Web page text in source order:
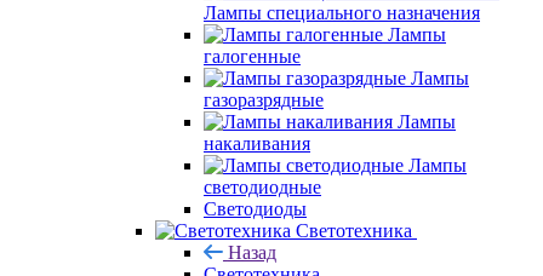
Лампы специального назначения
Лампы
галогенные
Лампы
газоразрядные
Лампы
накаливания
Лампы
светодиодные
Светодиоды
Светотехника
Назад